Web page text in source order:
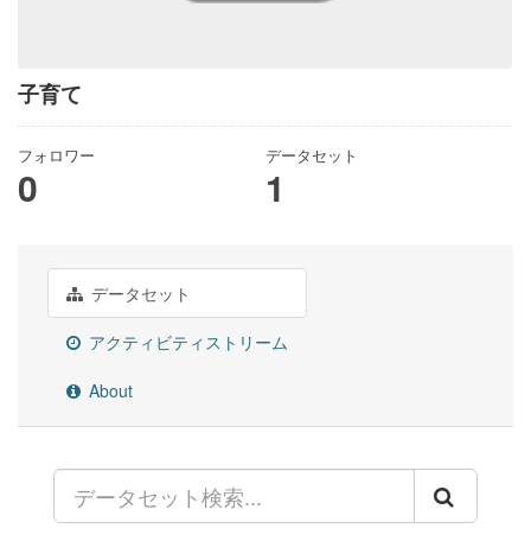
子育て
フォロワー
0
データセット
1
データセット
アクティビティストリーム
About